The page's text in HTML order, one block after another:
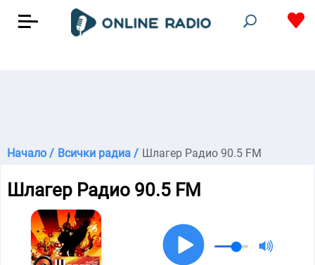
Начало / Всички радиа / Шлагер Радио 90.5 FM
Шлагер Радио 90.5 FM